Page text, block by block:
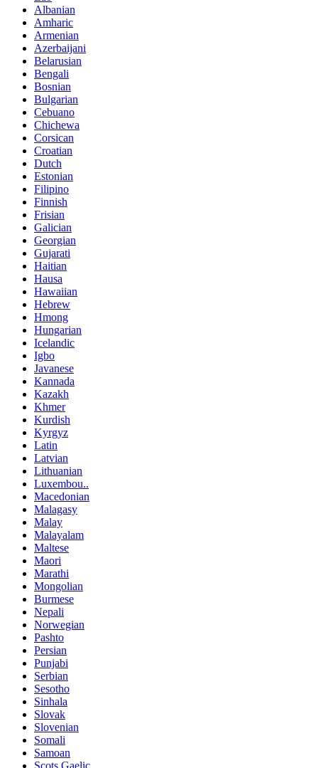
Albanian
Amharic
Armenian
Azerbaijani
Belarusian
Bengali
Bosnian
Bulgarian
Cebuano
Chichewa
Corsican
Croatian
Dutch
Estonian
Filipino
Finnish
Frisian
Galician
Georgian
Gujarati
Haitian
Hausa
Hawaiian
Hebrew
Hmong
Hungarian
Icelandic
Igbo
Javanese
Kannada
Kazakh
Khmer
Kurdish
Kyrgyz
Latin
Latvian
Lithuanian
Luxembou..
Macedonian
Malagasy
Malay
Malayalam
Maltese
Maori
Marathi
Mongolian
Burmese
Nepali
Norwegian
Pashto
Persian
Punjabi
Serbian
Sesotho
Sinhala
Slovak
Slovenian
Somali
Samoan